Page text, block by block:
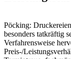
Pöcking:
besonders tatkräftig
Verfahrensweise
Preis-/